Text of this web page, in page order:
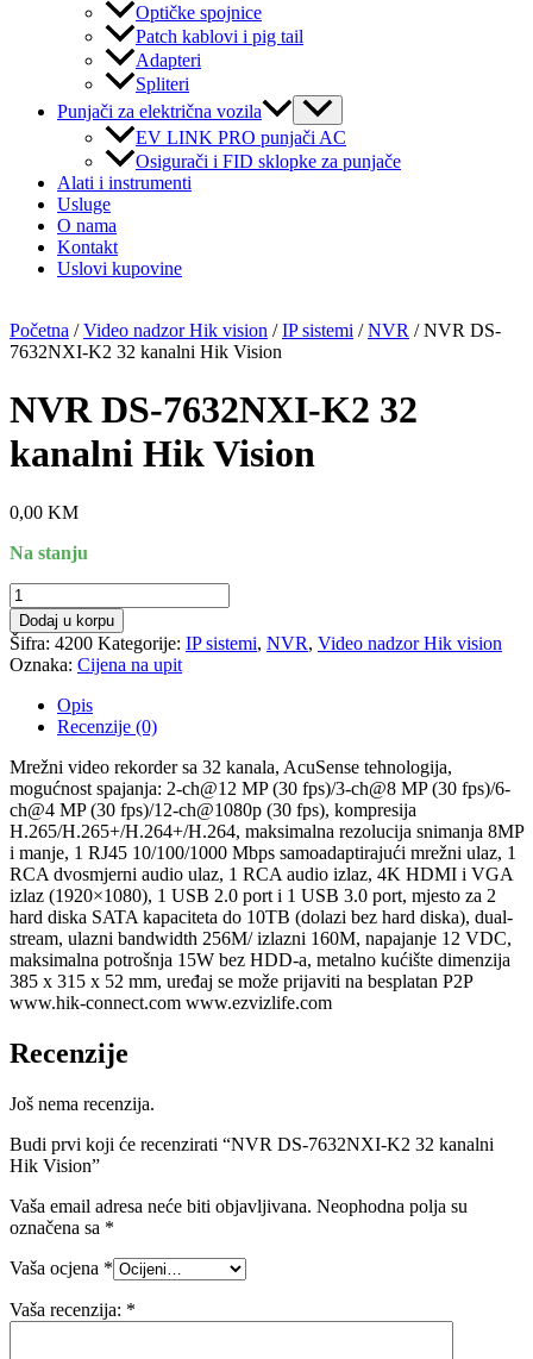
Optičke spojnice
Patch kablovi i pig tail
Adapteri
Spliteri
Punjači za električna vozila
Menu
Toggle
EV LINK PRO punjači AC
Osigurači i FID sklopke za punjače
Alati i instrumenti
Usluge
O nama
Kontakt
Uslovi kupovine
Početna /Video nadzor Hik vision /IP sistemi /NVR / NVR DS-
7632NXI-K2 32 kanalni Hik Vision
NVR DS-7632NXI-K2 32
kanalni Hik Vision
0,00 KM
Na stanju
NVR
DS-
7632NXI-
K2
32
kanalni
količina
Dodaj u korpu
Šifra: 4200 Kategorije: IP sistemi, NVR, Video nadzor Hik vision
Oznaka: Cijena na upit
Opis
Recenzije (0)
Mrežni video rekorder sa 32 kanala, AcuSense tehnologija,
mogućnost spajanja: 2-ch@12 MP (30 fps)/3-ch@8 MP (30 fps)/6-
ch@4 MP (30 fps)/12-ch@1080p (30 fps), kompresija
H.265/H.265+/H.264+/H.264, maksimalna rezolucija snimanja 8MP
i manje, 1 RJ45 10/100/1000 Mbps samoadaptirajući mrežni ulaz, 1
RCA dvosmjerni audio ulaz, 1 RCA audio izlaz, 4K HDMI i VGA
izlaz (1920×1080), 1 USB 2.0 port i 1 USB 3.0 port, mjesto za 2
hard diska SATA kapaciteta do 10TB (dolazi bez hard diska), dual-
stream, ulazni bandwidth 256M/ izlazni 160M, napajanje 12 VDC,
maksimalna potrošnja 15W bez HDD-a, metalno kućište dimenzija
385 x 315 x 52 mm, uređaj se može prijaviti na besplatan P2P
www.hik-connect.com www.ezvizlife.com
Recenzije
Još nema recenzija.
Budi prvi koji će recenzirati “NVR DS-7632NXI-K2 32 kanalni
Hik Vision”
Vaša email adresa neće biti objavljivana. Neophodna polja su
označena sa *
Vaša ocjena *
Vaša recenzija: *